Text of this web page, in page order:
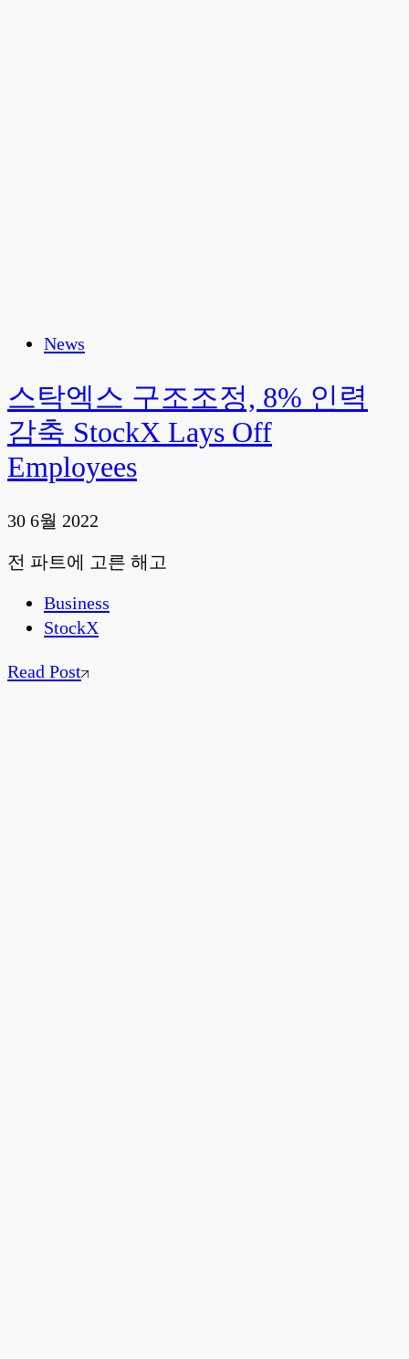
News
스탁엑스 구조조정, 8% 인력
감축 StockX Lays Off
Employees
30 6월 2022
전 파트에 고른 해고
Business
StockX
Read Post